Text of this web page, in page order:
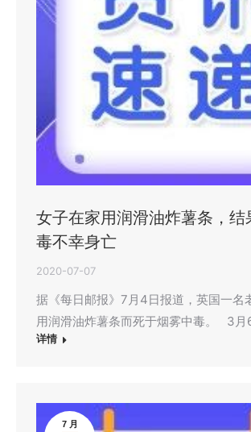
女子在家用润滑油炸薯条，结
毒不幸身亡
2020-07-07
据《每日邮报》7月4日报道，英国一名
用润滑油炸薯条而死于烟雾中毒。 3
详情
7 月